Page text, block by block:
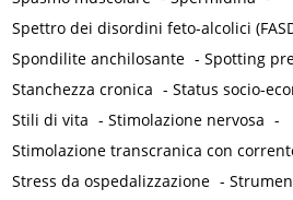
Spettro dei disordini feto-alcolici
Spondilite anchilosante -Spotting
Stanchezza cronica -Status socio-
Stili di vita -Stimolazione nervosa -
Stimolazione transcranica con
Stress da ospedalizzazione -